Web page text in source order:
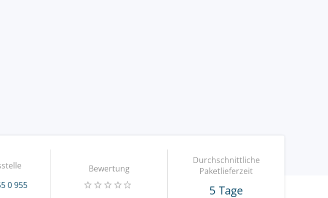
0 955
Bewertung
Durchschnittliche
Paketlieferzeit
5 Tage